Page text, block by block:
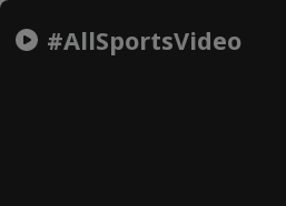
#AllSportsVideo